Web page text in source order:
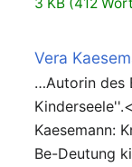
Vera
…Autorin des
Kaesemann:
Be-Deutung